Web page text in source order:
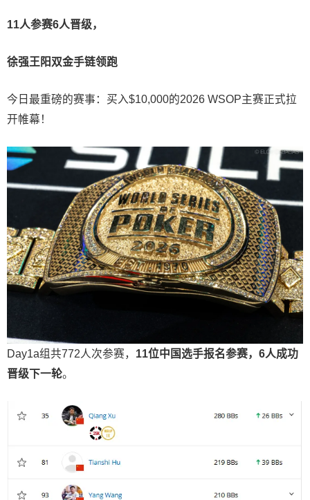
11人参赛6人晋级，
徐强王阳双金手链领跑
今日最重磅的赛事：买入$10,000的2026 WSOP主赛正式拉
开帷幕！
Day1a组共772人次参赛， 11位中国选手报名参赛， 6人成功
晋级下一轮。